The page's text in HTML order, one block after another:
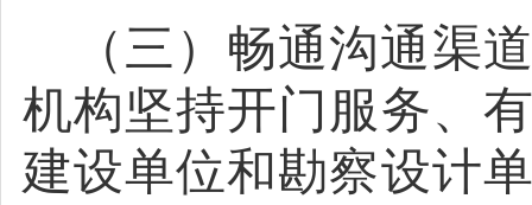
（三）畅通沟通渠
机构坚持开门服务、
建设单位和勘察设计